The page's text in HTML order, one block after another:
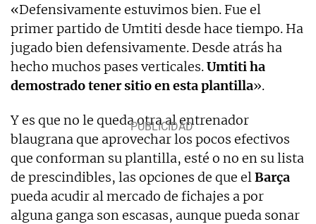
«Defensivamente estuvimos bien. Fue el
primer partido de Umtiti desde hace tiempo. Ha
jugado bien defensivamente. Desde atrás ha
hecho muchos pases verticales.Umtiti ha
demostrado tener sitio en esta plantilla».
Y es que no le queda otra al entrenador
blaugrana que aprovechar los pocos efectivos
que conforman su plantilla, esté o no en su lista
de prescindibles, las opciones de que elBarça
pueda acudir al mercado de fichajes a por
alguna ganga son escasas, aunque pueda sonar